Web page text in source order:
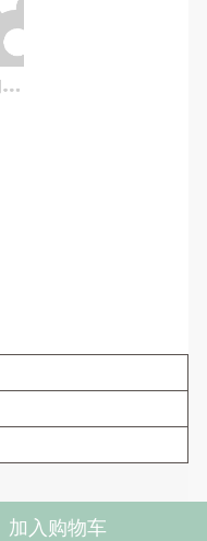
加入购物车